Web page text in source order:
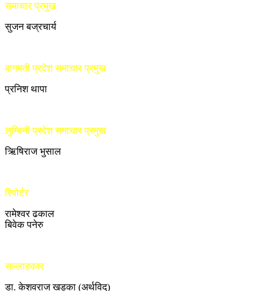
समाचार प्रमुख
सुजन बज्रचार्य
बागमती प्रदेश समाचार प्रमुख
प्रनिश थापा
लुम्बिनी प्रदेश समाचार प्रमुख
ऋिषिराज भुसाल
रिपोर्टर
रामेश्वर ढकाल
बिवेक पनेरु
सल्लाहकार
डा. केशवराज खड्का (अर्थविद्)